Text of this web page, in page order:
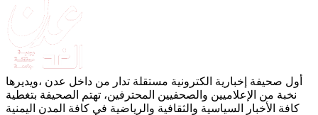
أول صحيفة إخبارية الكترونية مستقلة تدار من داخل عدن ،ويديرها
نخبة من الإعلاميين والصحفيين المحترفين، تهتم الصحيفة بتغطية
كافة الأخبار السياسية والثقافية والرياضية في كافة المدن اليمنية